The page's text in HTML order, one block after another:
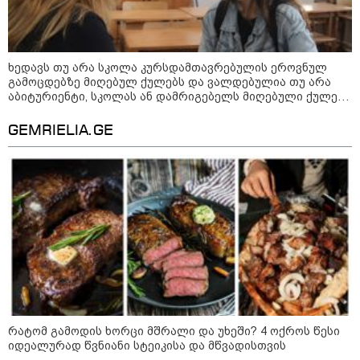
იპოვეს
კატეგორიის ყველა სიახლე
პაატა ზაქარეიშვილის მწვავე
პასუხი გიორგი ბარამიძის
სკანდალურ განცხადებაზე -
"ყველაფერი დეტალურად ვიცი...
კამანში მოკლული ქართველები მე
გადმოვასვენე... ბარამიძე კი
ტყუის"
აგვისტოს ომში, გორში
საბრძოლო ნათლობა მიღებული
რუსული „ისკანდერი“ დღეს კიევის
მთავარ კოშმარად იქცა
ხედავს თუ არა სკოლა კურსდამთავრებულის ეროვნულ
გამოცდებზე მიღებულ ქულებს და ვალდებულია თუ არა
აბიტურიენტი, სკოლას ან დამრიგებელს მიღებული ქულები
GEMRIELIA.GE
რატომ გამოდის ხორცი მშრალი და უხეში? 4 ოქროს წესი
იდეალურად წვნიანი სტეიკისა და მწვადისთვის